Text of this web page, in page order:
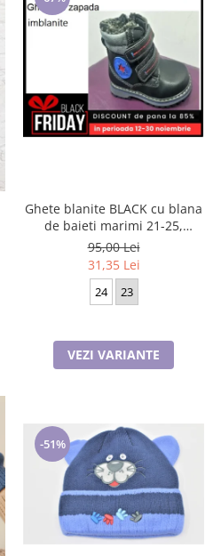
Ghete blanite BLACK cu blana
de baieti marimi 21-25,
inchidere cu scai si fermoar
95,00 Lei
31,35 Lei
24 23
VEZI VARIANTE
-51%